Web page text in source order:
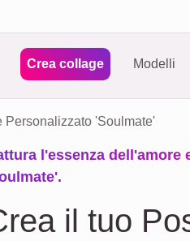
Crea collage Modelli
Personalizzato 'Soulmate'
l'essenza dell'amore
il tuo